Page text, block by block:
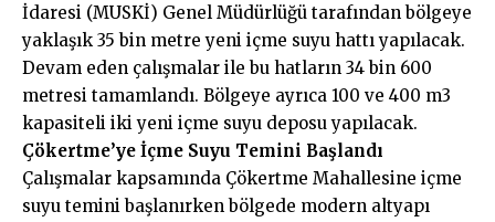
İdaresi (MUSKİ) Genel Müdürlüğü tarafından bölgeye
yaklaşık 35 bin metre yeni içme suyu hattı yapılacak.
Devam eden çalışmalar ile bu hatların 34 bin 600
metresi tamamlandı. Bölgeye ayrıca 100 ve 400 m3
kapasiteli iki yeni içme suyu deposu yapılacak.
Çökertme’ye İçme Suyu Temini Başlandı
Çalışmalar kapsamında Çökertme Mahallesine içme
suyu temini başlanırken bölgede modern altyapı